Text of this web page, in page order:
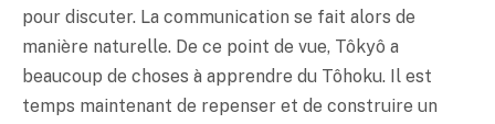
pour discuter. La communication se fait alors de
manière naturelle. De ce point de vue, Tôkyô a
beaucoup de choses à apprendre du Tôhoku. Il est
temps maintenant de repenser et de construire un